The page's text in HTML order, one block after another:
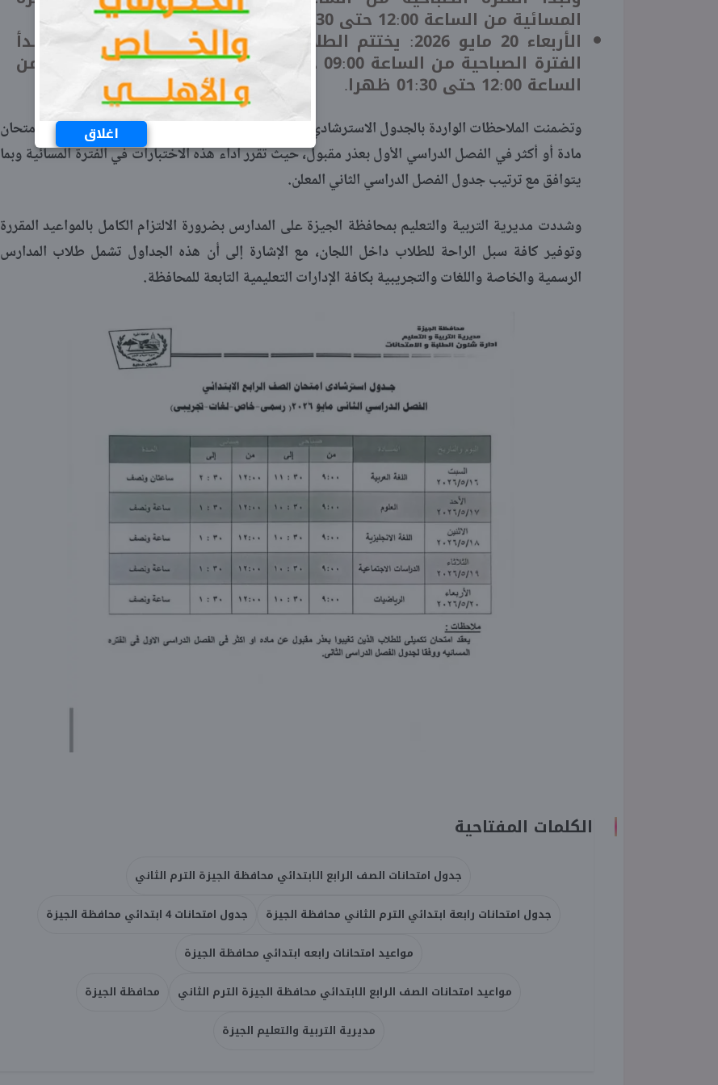
اغلاق
المسائية من الساعة 12:00 حتى 01:30 ظهرا.
الأربعاء 20 مايو 2026: يختتم الطلاب الاختبارات بمادة «الرياضيات»، وتبدأ
الفترة الصباحية من الساعة 09:00 حتى 10:30 صباحا، والفترة المسائية من
الساعة 12:00 حتى 01:30 ظهرا.
وتضمنت الملاحظات الواردة بالجدول الاسترشادي عقد امتحان تكميلي للطلاب الذين تغيبوا عن أداء امتحان
مادة أو أكثر في الفصل الدراسي الأول بعذر مقبول، حيث تقرر أداء هذه الاختبارات في الفترة المسائية وبما
يتوافق مع ترتيب جدول الفصل الدراسي الثاني المعلن.
وشددت مديرية التربية والتعليم بمحافظة الجيزة على المدارس بضرورة الالتزام الكامل بالمواعيد المقررة
وتوفير كافة سبل الراحة للطلاب داخل اللجان، مع الإشارة إلى أن هذه الجداول تشمل طلاب المدارس
الرسمية والخاصة واللغات والتجريبية بكافة الإدارات التعليمية التابعة للمحافظة.
الكلمات المفتاحية
جدول امتحانات الصف الرابع الابتدائي محافظة الجيزة الترم الثاني
جدول امتحانات رابعة ابتدائي الترم الثاني محافظة الجيزة
جدول امتحانات 4 ابتدائي محافظة الجيزة
مواعيد امتحانات رابعه ابتدائي محافظة الجيزة
مواعيد امتحانات الصف الرابع الابتدائي محافظة الجيزة الترم الثاني
محافظة الجيزة
مديرية التربية والتعليم الجيزة